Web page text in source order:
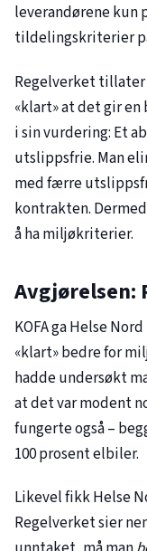
leverandørene kun
tildelingskriterier
Regelverket
«klart» at det gir en
i sin vurdering: Et
utslippsfrie. Man
med færre
kontrakten.
å ha miljøkriterier.
Avgjørelsen:
KOFA ga Helse
«klart» bedre for
hadde undersøkt
at det var modent
fungerte også –
100 prosent elbiler.
Likevel fikk Helse
Regelverket sier